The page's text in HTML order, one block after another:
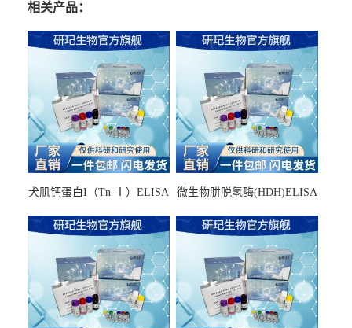
相关产品：
犬肌钙蛋白I（Tn-Ⅰ）ELISA
微生物肼脱氢酶(HDH)ELISA